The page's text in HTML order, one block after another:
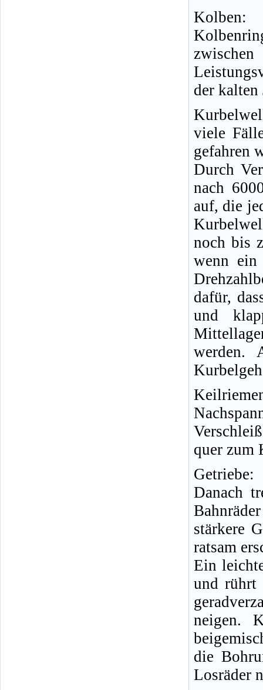
Kolben:
der
viele
gefahren
Durch
nach
auf, die
noch bis
wenn ein
dafür,
und
werden.
quer zum
Danach
stärkere
ratsam
Ein
und rührt
neigen.
die
Losräder